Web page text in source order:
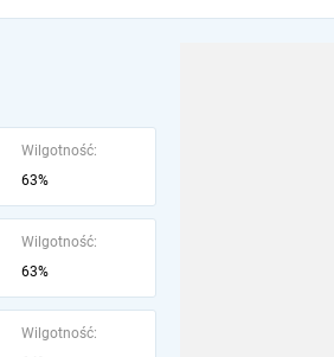
Wilgotność:
63%
Wilgotność:
63%
Wilgotność: